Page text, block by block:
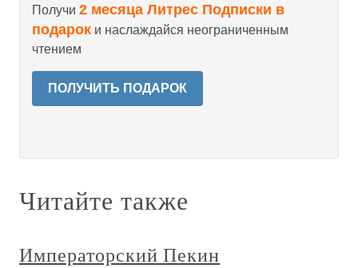
Получи 2 месяца Литрес Подписки в
подарок и наслаждайся неограниченным
чтением
ПОЛУЧИТЬ ПОДАРОК
Читайте также
Императорский Пекин